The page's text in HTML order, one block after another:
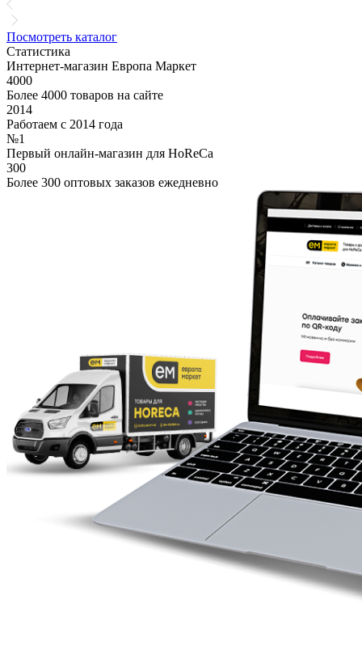
Посмотреть каталог
Статистика
Интернет-магазин Европа Маркет
4000
Более 4000 товаров на сайте
2014
Работаем с 2014 года
№1
Первый онлайн-магазин для HoReCa
300
Более 300 оптовых заказов ежедневно